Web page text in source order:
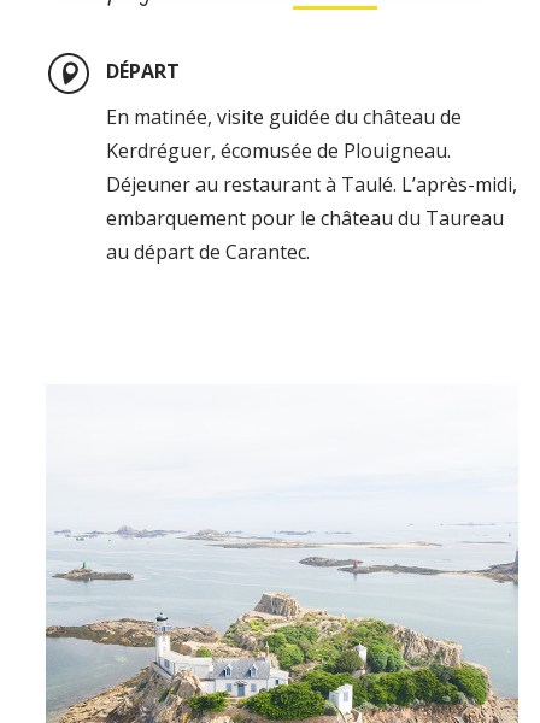
DÉPART
En matinée, visite guidée du château de
Kerdréguer, écomusée de Plouigneau.
Déjeuner au restaurant à Taulé. L’après-midi,
embarquement pour le château du Taureau
au départ de Carantec.